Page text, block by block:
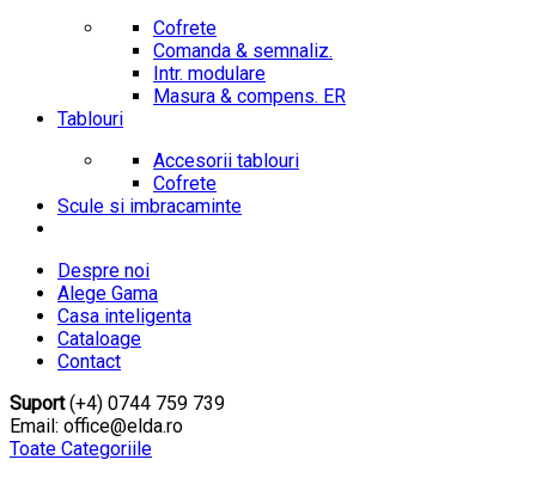
Cofrete
Comanda & semnaliz.
Intr. modulare
Masura & compens. ER
Tablouri
Accesorii tablouri
Cofrete
Scule si imbracaminte
Despre noi
Alege Gama
Casa inteligenta
Cataloage
Contact
Suport(+4) 0744 759 739
Email: office@elda.ro
Toate Categoriile